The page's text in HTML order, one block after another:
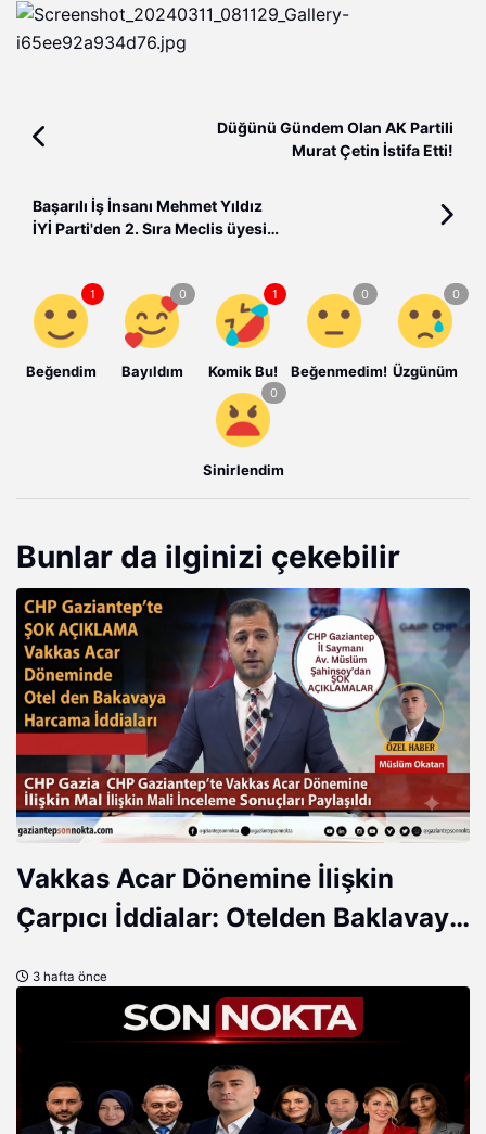
Düğünü Gündem Olan AK Partili
Murat Çetin İstifa Etti!
Başarılı İş İnsanı Mehmet Yıldız
İYİ Parti'den 2. Sıra Meclis üyesi
Beğendim Bayıldım Komik Bu! Beğenmedim! Üzgünüm
Sinirlendim
Bunlar da ilginizi çekebilir
Vakkas Acar Dönemine İlişkin
Çarpıcı İddialar: Otelden Baklavaya
3 hafta önce